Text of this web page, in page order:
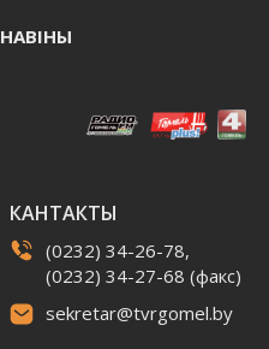
НАВIНЫ
КАНТАКТЫ
(0232) 34-26-78,
(0232) 34-27-68 (факс)
sekretar@tvrgomel.by